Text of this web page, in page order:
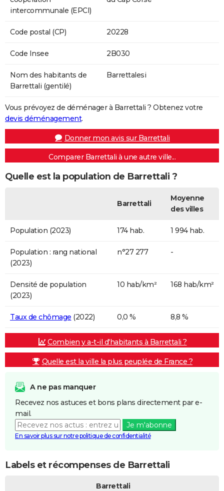
intercommunale (EPCI)
Code postal (CP) 20228
Code Insee 2B030
Nom des habitants de
Barrettali (gentilé)
Barrettalesi
Vous prévoyez de déménager à Barrettali ? Obtenez votre
devis déménagement.
Donner mon avis sur Barrettali
Comparer Barrettali à une autre ville...
Quelle est la population de Barrettali ?
Barrettali
Moyenne
des villes
Population (2023) 174 hab. 1 994 hab.
Population : rang national
(2023)
n°27 277 -
Densité de population
(2023)
10 hab/km² 168 hab/km²
Taux de chômage (2022) 0,0 % 8,8 %
Combien y a-t-il d'habitants à Barrettali ?
Quelle est la ville la plus peuplée de France ?
A ne pas manquer
Recevez nos astuces et bons plans directement par e-
mail.
Je m'abonne
En savoir plus sur notre politique de confidentialité
Labels et récompenses de Barrettali
Barrettali